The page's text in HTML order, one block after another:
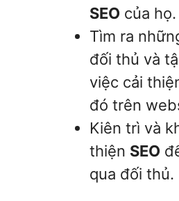
SEO của họ.
Tìm ra
đối thủ và
việc cải
đó trên
Kiên trì và
thiện SEO
qua đối thủ.